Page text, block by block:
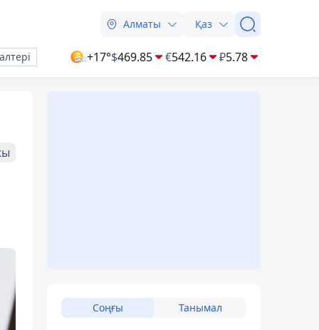
Алматы Қаз
+17°$469.85 €542.16 ₽5.78
Соңғы Танымал